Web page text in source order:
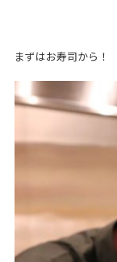
まずはお寿司から！